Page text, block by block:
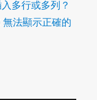
多行或多列？
法顯示正確的